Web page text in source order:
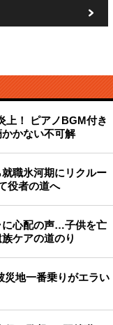
上！ ピアノBGM付き
かない不可解
職氷河期にリクルー
役者の道へ
に心配の声…子供を亡
ケアの道のり
災地一番乗りがエラい